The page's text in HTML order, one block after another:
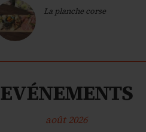
La planche corse
EVÉNEMENTS
août 2026